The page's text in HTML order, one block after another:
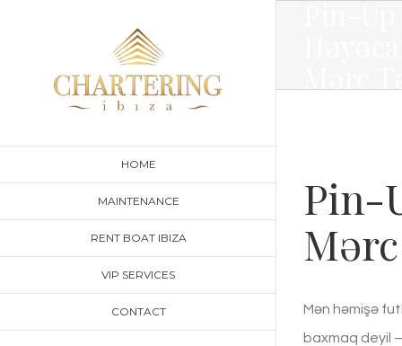
HOME
MAINTENANCE
RENT BOAT IBIZA
VIP SERVICES
CONTACT
Pin-
Pin-
Mərc
Mən həmişə
baxmaq deyil